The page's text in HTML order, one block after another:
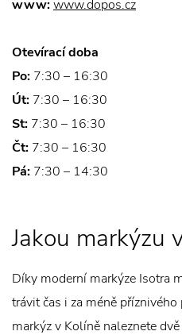
www:www.dopos.cz
Otevírací doba
Po: 7:30 – 16:30
Út: 7:30 – 16:30
St: 7:30 – 16:30
Čt: 7:30 – 16:30
Pá: 7:30 – 14:30
Jakou markýzu
Díky moderní markýze Isotra
trávit čas i za méně
markýz v Kolíně naleznete